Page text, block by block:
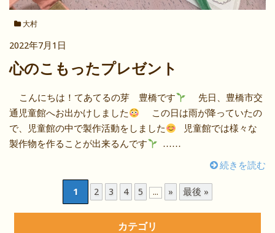
大村
2022年7月1日
心のこもったプレゼント
こんにちは！てあてるの芽 豊橋です
先日、豊橋市交
通児童館へお出かけしました
この日は雨が降っていたの
で、児童館の中で製作活動をしました
児童館では様々な
製作物を作ることが出来るんです
……
続きを読む
1 2 3 4 5 ... » 最後 »
カテゴリ